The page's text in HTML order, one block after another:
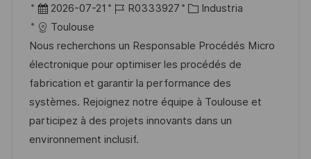
c
a
n
b
c
a
c
i
ó
n
F
e
c
h
a
d
e
p
2026-07-21
I
d
e
e
m
p
l
R0333927
C
t
e
g
o
r
Industria
Toulouse
Nous recherchons un Responsable Procédés Micro
électronique pour optimiser les procédés de
fabrication et garantir la performance des
systèmes. Rejoignez notre équipe à Toulouse et
participez à des projets innovants dans un
environnement inclusif.